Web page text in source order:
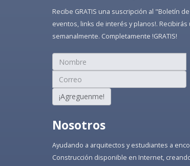
Recibe GRATIS una suscripción al "Boletín
eventos, links de interés y planos!.
semanalmente. Completamente !GRATIS!
¡Agreguenme!
Nosotros
Ayudando a arquitectos y estudiantes a
Construcción disponible en Internet,